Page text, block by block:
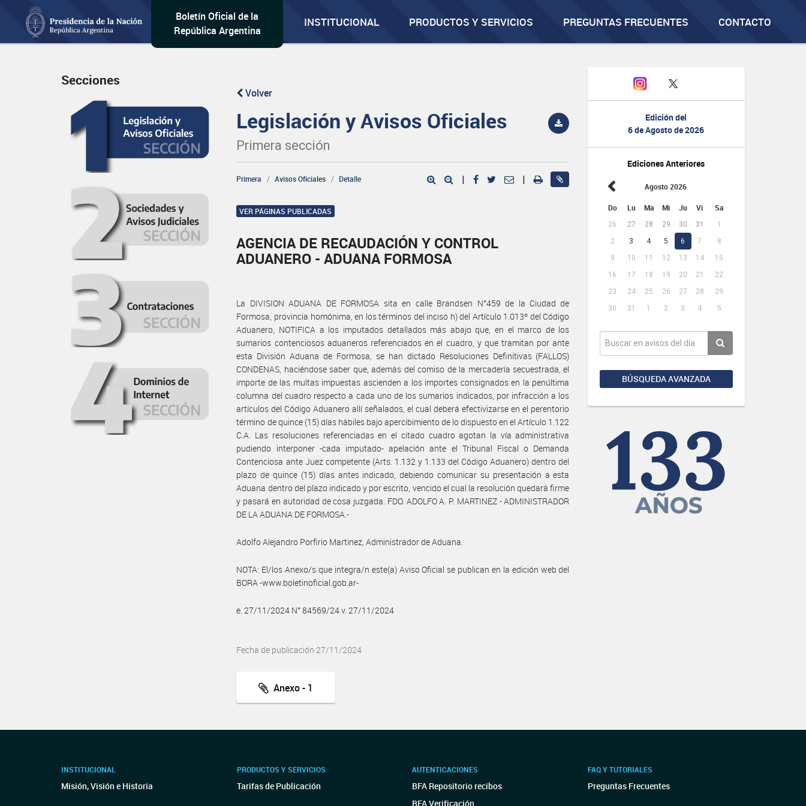
Boletín Oficial de la
República Argentina
INSTITUCIONAL PRODUCTOS Y SERVICIOS PREGUNTAS FRECUENTES CONTACTO
Edición del
6 de Agosto de 2026
Ediciones Anteriores
Agosto 2026
Do Lu Ma Mi Ju Vi Sa
26 27 28 29 30 31
1
2
3 4 5 6 7
8
9
10 11 12 13 14
15
16
17 18 19 20 21
22
23
24 25 26 27 28
29
30
31 1 2 3 4 5
BÚSQUEDA AVANZADA
Secciones
Volver
Legislación y Avisos Oficiales
Primera sección
Primera Avisos Oficiales Detalle | |
VER PÁGINAS PUBLICADAS
AGENCIA DE RECAUDACIÓN Y CONTROL
ADUANERO - ADUANA FORMOSA
La DIVISION ADUANA DE FORMOSA sita en calle Brandsen N°459 de la Ciudad de
Formosa, provincia homónima, en los términos del inciso h) del Artículo 1.013º del Código
Aduanero, NOTIFICA a los imputados detallados más abajo que, en el marco de los
sumarios contenciosos aduaneros referenciados en el cuadro, y que tramitan por ante
esta División Aduana de Formosa, se han dictado Resoluciones Definitivas (FALLOS)
CONDENAS, haciéndose saber que, además del comiso de la mercadería secuestrada, el
importe de las multas impuestas ascienden a los importes consignados en la penúltima
columna del cuadro respecto a cada uno de los sumarios indicados, por infracción a los
artículos del Código Aduanero allí señalados, el cual deberá efectivizarse en el perentorio
término de quince (15) días hábiles bajo apercibimiento de lo dispuesto en el Artículo 1.122
C.A. Las resoluciones referenciadas en el citado cuadro agotan la vía administrativa
pudiendo interponer -cada imputado- apelación ante el Tribunal Fiscal o Demanda
Contenciosa ante Juez competente (Arts. 1.132 y 1.133 del Código Aduanero) dentro del
plazo de quince (15) días antes indicado, debiendo comunicar su presentación a esta
Aduana dentro del plazo indicado y por escrito, vencido el cual la resolución quedará firme
y pasará en autoridad de cosa juzgada. FDO. ADOLFO A. P. MARTINEZ - ADMINISTRADOR
DE LA ADUANA DE FORMOSA.-
Adolfo Alejandro Porfirio Martinez, Administrador de Aduana.
NOTA: El/los Anexo/s que integra/n este(a) Aviso Oficial se publican en la edición web del
BORA -www.boletinoficial.gob.ar-
e. 27/11/2024 N° 84569/24 v. 27/11/2024
Fecha de publicación 27/11/2024
Anexo - 1
INSTITUCIONAL
Misión, Visión e Historia
PRODUCTOS Y SERVICIOS
Tarifas de Publicación
AUTENTICACIONES
BFA Repositorio recibos
BFA Verificación
FAQ Y TUTORIALES
Preguntas Frecuentes